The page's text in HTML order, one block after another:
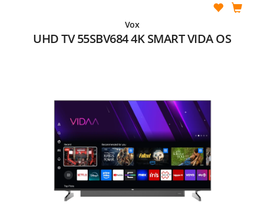
Vox
UHD TV 55SBV684 4K SMART VIDA OS